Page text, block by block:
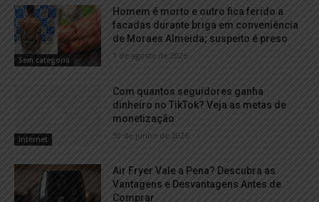
Sem categoria
Homem é morto e outro fica ferido a
facadas durante briga em conveniência
de Moraes Almeida; suspeito é preso
1 de agosto de 2026
Internet
Com quantos seguidores ganha
dinheiro no TikTok? Veja as metas de
monetização
30 de junho de 2026
Air Fryer Vale a Pena? Descubra as
Vantagens e Desvantagens Antes de
Comprar